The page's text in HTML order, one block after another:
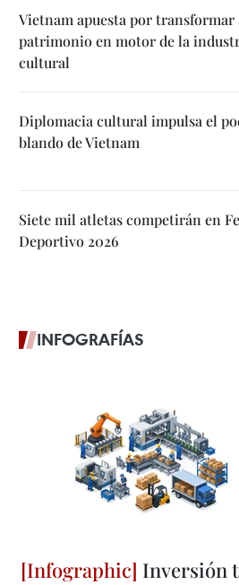
Vietnam apuesta por transformar
patrimonio en motor de la
cultural
Diplomacia cultural impulsa el
blando de Vietnam
Siete mil atletas competirán en
Deportivo 2026
INFOGRAFÍAS
Inversión